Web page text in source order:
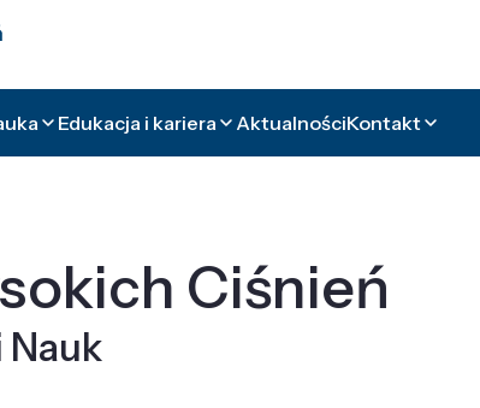
Edukacja i kariera AktualnościKontakt
Ciśnień
Nauk